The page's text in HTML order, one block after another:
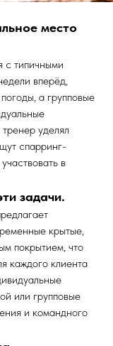
место
с типичными
вперёд,
а групповые
уделял
спарринг-
в
задачи.
крытые,
покрытием, что
каждого клиента
или групповые
и командного